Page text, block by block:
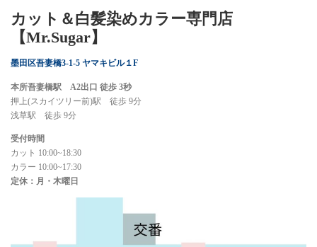
カット＆白髪染めカラー専門店
【Mr.Sugar】
墨田区吾妻橋3-1-5 ヤマキビル１F
本所吾妻橋駅 A2出口 徒歩 3秒
押上(スカイツリー前)駅 徒歩 9分
浅草駅 徒歩 9分
受付時間
カット 10:00~18:30
カラー 10:00~17:30
定休：月・木曜日